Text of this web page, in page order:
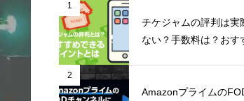
1
チケジャムの評判は実
ない？手数料は？おす
2
Amazonプライムの